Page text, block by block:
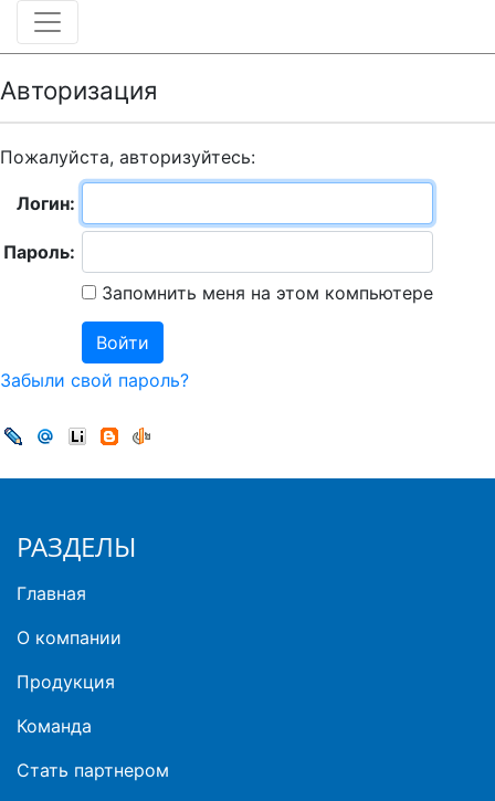
Авторизация
Пожалуйста, авторизуйтесь:
Логин:
Пароль:
Запомнить меня на этом компьютере
Забыли свой пароль?
РАЗДЕЛЫ
Главная
О компании
Продукция
Команда
Стать партнером